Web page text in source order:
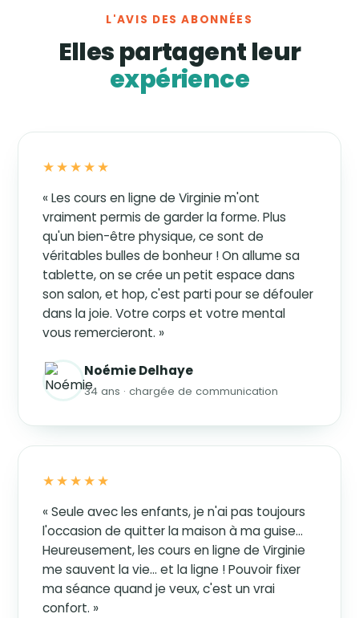
L'AVIS DES ABONNÉES
Elles partagent leur
expérience
★★★★★
« Les cours en ligne de Virginie m'ont
vraiment permis de garder la forme. Plus
qu'un bien-être physique, ce sont de
véritables bulles de bonheur ! On allume sa
tablette, on se crée un petit espace dans
son salon, et hop, c'est parti pour se défouler
dans la joie. Votre corps et votre mental
vous remercieront. »
Noémie Delhaye
34 ans · chargée de communication
★★★★★
« Seule avec les enfants, je n'ai pas toujours
l'occasion de quitter la maison à ma guise…
Heureusement, les cours en ligne de Virginie
me sauvent la vie… et la ligne ! Pouvoir fixer
ma séance quand je veux, c'est un vrai
confort. »